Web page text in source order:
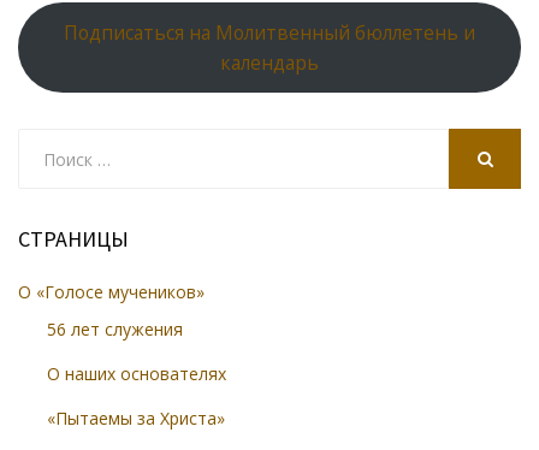
Подписаться на Молитвенный бюллетень и
календарь
СТРАНИЦЫ
О «Голосе мучеников»
56 лет служения
О наших основателях
«Пытаемы за Христа»